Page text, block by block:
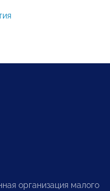
организация малого